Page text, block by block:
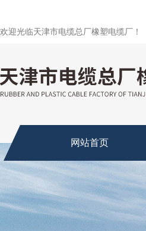
欢迎光临天津市电缆总厂橡塑电缆厂！
网站首页